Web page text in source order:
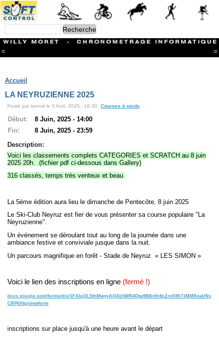
= =
Branches
CONTACT
Ski ALPIN
Triathlon
Ski Nordique
Courses à pieds
VTT
Athlétisme
Slalom In-Line
Caisse à savon
Coupe "Journal La Gruyère"
Archives
Navigation
recherche
site map
Ouverture de session
Mot de passe:
Accueil
LA NEYRUZIENNE 2025
Posté par benoit le 3 Avril, 2025 - 16:30. Courses à pieds
Début:
8 Juin, 2025 - 14:00
Fin:
8 Juin, 2025 - 23:59
Description:
Voici les classements complets CATEGORIES et SCRATCH au 8 juin
2025 20h. (fichier pdf ci-dessous dans Gallery)
316 classés, temps très venteux et beau
La 5ème édition aura lieu le dimanche de Pentecôte, 8 juin 2025
Le Ski-Club Neyruz est fier de vous présenter sa course populaire "La
Neyruzienne".
Un événement se déroulant tout au long de la journée dans une
ambiance festive et conviviale jusque dans la nuit.
Un parcours magnifique en forêt - Stade de Neyruz « LES SIMON »
Voici le lien des inscriptions en ligne (fermé !)
docs.google.com/forms/d/e/1FAIpQLSfnMwyyAQAbSMR4Qtw9B8rdh8nZreG9h71MMReaUNv
CRP6Vtg/viewform
inscriptions sur place jusqu'à une heure avant le départ